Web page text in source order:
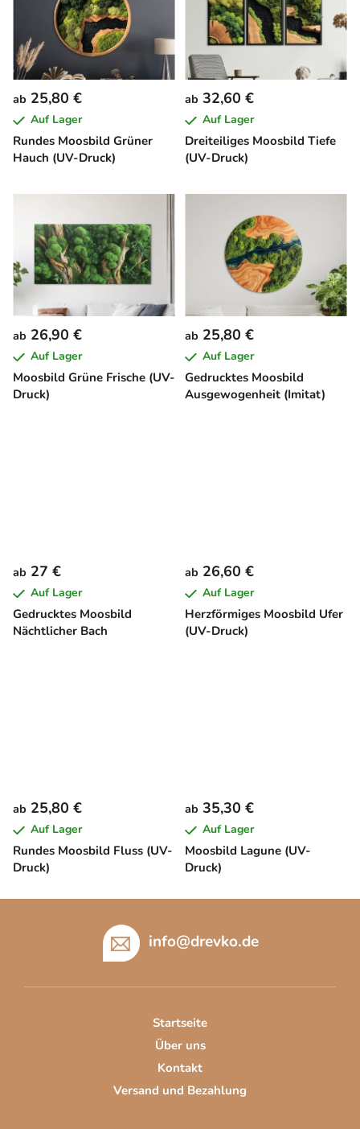
Rundes Moosbild Grüner
Hauch (UV-Druck)
ab 25,80 €
Auf Lager
Dreiteiliges Moosbild Tiefe
(UV-Druck)
ab 32,60 €
Auf Lager
Moosbild Grüne Frische (UV-
Druck)
ab 26,90 €
Auf Lager
Gedrucktes Moosbild
Ausgewogenheit (Imitat)
ab 25,80 €
Auf Lager
Gedrucktes Moosbild
Nächtlicher Bach
ab 27 €
Auf Lager
Herzförmiges Moosbild Ufer
(UV-Druck)
ab 26,60 €
Auf Lager
Rundes Moosbild Fluss (UV-
Druck)
ab 25,80 €
Auf Lager
Moosbild Lagune (UV-
Druck)
ab 35,30 €
Auf Lager
info@drevko.de
Startseite
Über uns
Kontakt
Versand und Bezahlung